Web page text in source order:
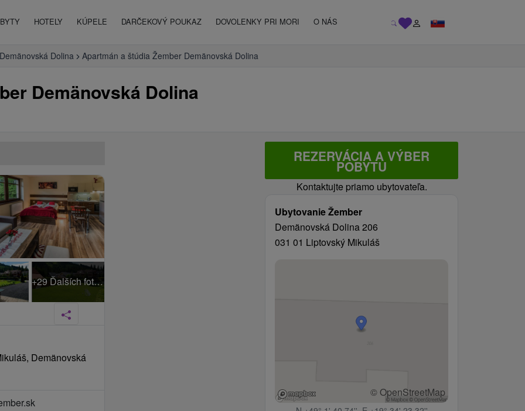
HOTELY KÚPELE DARČEKOVÝ POUKAZ DOVOLENKY PRI MORI O NÁS
Demänovská Dolina Apartmán a štúdia Žember Demänovská Dolina
Demänovská Dolina
REZERVÁCIA A VÝBER
POBYTU
Kontaktujte priamo ubytovateľa.
Ubytovanie Žember
Demänovská Dolina 206
031 01 Liptovský Mikuláš
© OpenStreetMap
+29 Ďalších fotiek
Demänovská